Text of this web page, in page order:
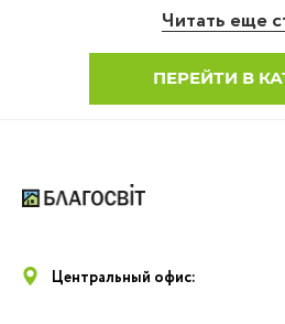
Читать еще
ПЕРЕЙТИ В
Центральный офис: